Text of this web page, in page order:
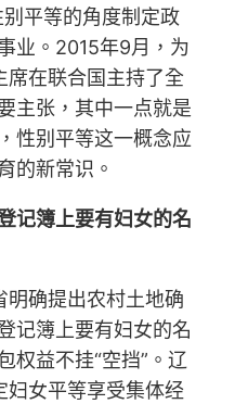
平等的角度制定政
业。2015年9月，为
席在联合国主持了全
主张，其中一点就是
性别平等这一概念应
的新常识。
记簿上要有妇女的名
确提出农村土地确
记簿上要有妇女的名
权益不挂“空挡”。辽
妇女平等享受集体经